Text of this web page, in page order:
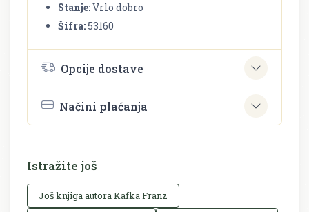
Stanje:Vrlo dobro
Šifra:53160
Opcije dostave
Načini plaćanja
Istražite još
Još knjiga autora Kafka Franz